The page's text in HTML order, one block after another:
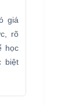
giá
rõ
học
biệt